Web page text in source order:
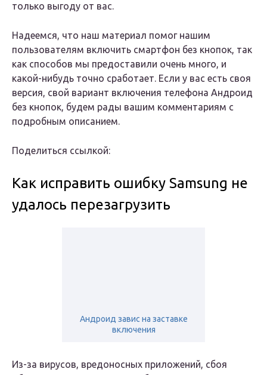
только выгоду от вас.
Надеемся, что наш материал помог нашим
пользователям включить смартфон без кнопок, так
как способов мы предоставили очень много, и
какой-нибудь точно сработает. Если у вас есть своя
версия, свой вариант включения телефона Андроид
без кнопок, будем рады вашим комментариям с
подробным описанием.
Поделиться ссылкой:
Как исправить ошибку Samsung не
удалось перезагрузить
Андроид завис на заставке
включения
Из-за вирусов, вредоносных приложений, сбоя